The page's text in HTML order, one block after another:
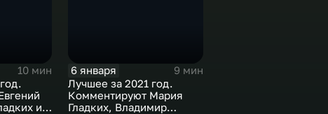
10 мин
и
6 января
9 мин
Лучшее за 2021 год.
Комментируют Мария
Гладких, Владимир